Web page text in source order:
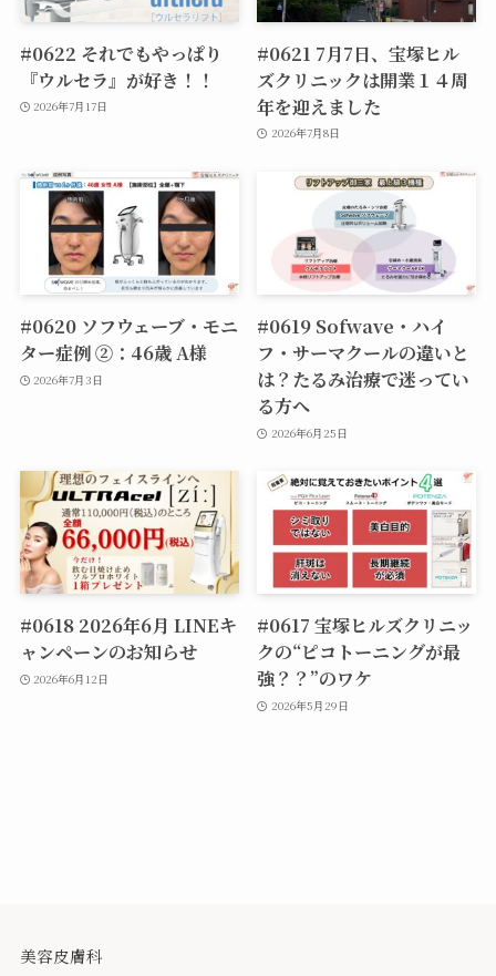
#0622 それでもやっぱり
『ウルセラ』が好き！！
2026年7月17日
#0621 7月7日、宝塚ヒル
ズクリニックは開業１４周
年を迎えました
2026年7月8日
#0620 ソフウェーブ・モニ
ター症例 ②：46歳 A様
2026年7月3日
#0619 Sofwave・ハイ
フ・サーマクールの違いと
は？たるみ治療で迷ってい
る方へ
2026年6月25日
#0618 2026年6月 LINEキ
ャンペーンのお知らせ
2026年6月12日
#0617 宝塚ヒルズクリニッ
クの“ピコトーニングが最
強？？”のワケ
2026年5月29日
美容皮膚科